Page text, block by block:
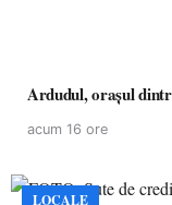
Ardudul,
acum 16 ore
LOCALE